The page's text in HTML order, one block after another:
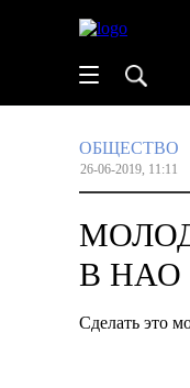
ОБЩЕСТВО
26-06-2019, 11:11
В НАО
Сделать это